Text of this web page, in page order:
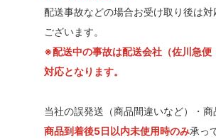
配送事故などの場合お受け取り後は
ございます。
※配送中の事故は配送会社（佐川急便
対応となります。
当社の誤発送（商品間違いなど）・商
商品到着後5日以内未使用時のみ承っ